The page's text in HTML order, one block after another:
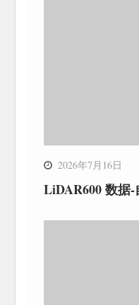
2026年7月16日
LiDAR600 数据